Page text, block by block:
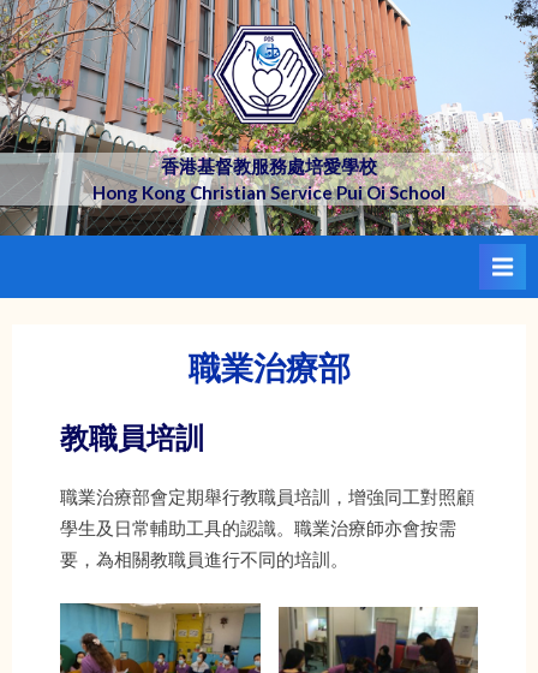
Skip
to
content
香港基督教服務處培愛學校
Hong Kong Christian Service Pui Oi School
職業治療部
教職員培訓
職業治療部會定期舉行教職員培訓，增強同工對照顧
學生及日常輔助工具的認識。職業治療師亦會按需
要，為相關教職員進行不同的培訓。